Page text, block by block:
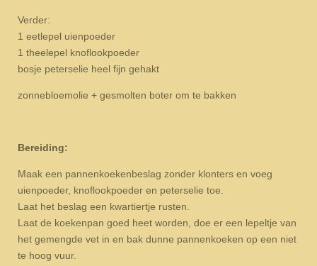
Verder:
1 eetlepel uienpoeder
1 theelepel knoflookpoeder
bosje peterselie heel fijn gehakt
zonnebloemolie + gesmolten boter om te bakken
Bereiding:
Maak een pannenkoekenbeslag zonder klonters en voeg
uienpoeder, knoflookpoeder en peterselie toe.
Laat het beslag een kwartiertje rusten.
Laat de koekenpan goed heet worden, doe er een lepeltje van
het gemengde vet in en bak dunne pannenkoeken op een niet
te hoog vuur.